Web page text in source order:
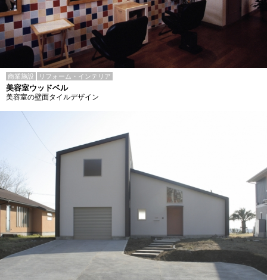
商業施設 リフォーム・インテリア
美容室ウッドベル
美容室の壁面タイルデザイン